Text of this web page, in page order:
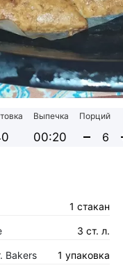
Выпечка
00:20
Порций
1 стакан
3 ст. л.
Bakers 1 упаковка